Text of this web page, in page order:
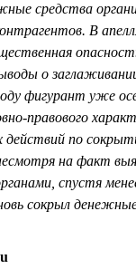
средства
В
о
фигурант уже
правового
действий по
на факт
спустя
сокрыл